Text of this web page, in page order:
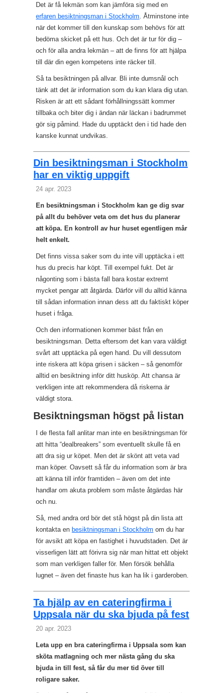
Det är få lekmän som kan jämföra sig med en
erfaren besiktningsman i Stockholm. Åtminstone inte
när det kommer till den kunskap som behövs för att
bedöma skicket på ett hus. Och det är tur för dig –
och för alla andra lekmän – att de finns för att hjälpa
till där din egen kompetens inte räcker till.
Så ta besiktningen på allvar. Bli inte dumsnål och
tänk att det är information som du kan klara dig utan.
Risken är att ett sådant förhållningssätt kommer
tillbaka och biter dig i ändan när läckan i badrummet
gör sig påmind. Hade du upptäckt den i tid hade den
kanske kunnat undvikas.
Din besiktningsman i Stockholm
har en viktig uppgift
24 apr. 2023
En besiktningsman i Stockholm kan ge dig svar
på allt du behöver veta om det hus du planerar
att köpa. En kontroll av hur huset egentligen mår
helt enkelt.
Det finns vissa saker som du inte vill upptäcka i ett
hus du precis har köpt. Till exempel fukt. Det är
någonting som i bästa fall bara kostar extremt
mycket pengar att åtgärda. Därför vill du alltid känna
till sådan information innan dess att du faktiskt köper
huset i fråga.
Och den informationen kommer bäst från en
besiktningsman. Detta eftersom det kan vara väldigt
svårt att upptäcka på egen hand. Du vill dessutom
inte riskera att köpa grisen i säcken – så genomför
alltid en besiktning inför ditt husköp. Att chansa är
verkligen inte att rekommendera då riskerna är
väldigt stora.
Besiktningsman högst på listan
I de flesta fall anlitar man inte en besiktningsman för
att hitta “dealbreakers” som eventuellt skulle få en
att dra sig ur köpet. Men det är skönt att veta vad
man köper. Oavsett så får du information som är bra
att känna till inför framtiden – även om det inte
handlar om akuta problem som måste åtgärdas här
och nu.
Så, med andra ord bör det stå högst på din lista att
kontakta en besiktningsman i Stockholm om du har
för avsikt att köpa en fastighet i huvudstaden. Det är
visserligen lätt att förivra sig när man hittat ett objekt
som man verkligen faller för. Men försök behålla
lugnet – även det finaste hus kan ha lik i garderoben.
Ta hjälp av en cateringfirma i
Uppsala när du ska bjuda på fest
20 apr. 2023
Leta upp en bra cateringfirma i Uppsala som kan
sköta matlagning och mer nästa gång du ska
bjuda in till fest, så får du mer tid över till
roligare saker.